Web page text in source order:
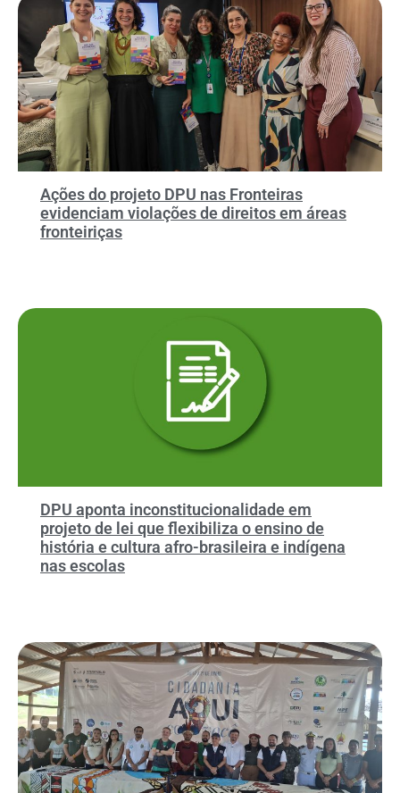
Ações do projeto DPU nas Fronteiras
evidenciam violações de direitos em áreas
fronteiriças
DPU aponta inconstitucionalidade em
projeto de lei que flexibiliza o ensino de
história e cultura afro-brasileira e indígena
nas escolas